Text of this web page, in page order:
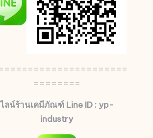
========
ไลน์ร้านเคมีภัณฑ์ Line ID : yp-
industry